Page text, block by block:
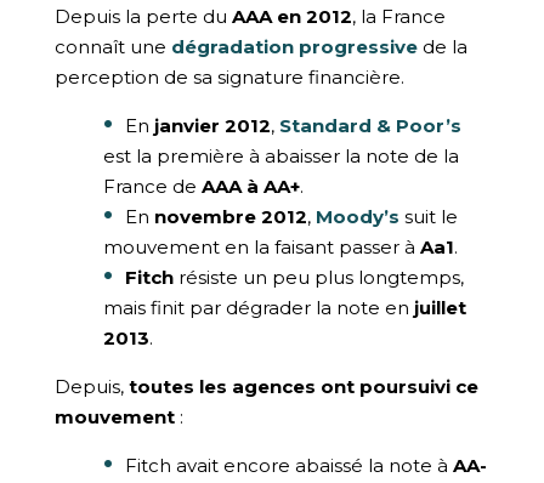
Depuis la perte du AAA en 2012, la France
connaît une dégradation progressivede la
perception de sa signature financière.
En janvier 2012, Standard & Poor’s
est la première à abaisser la note de la
France de AAA à AA+.
En novembre 2012, Moody’s suit le
mouvement en la faisant passer à Aa1.
Fitchrésiste un peu plus longtemps,
mais finit par dégrader la note en juillet
2013.
Depuis, toutes les agences ont poursuivi ce
mouvement:
Fitch avait encore abaissé la note à AA-